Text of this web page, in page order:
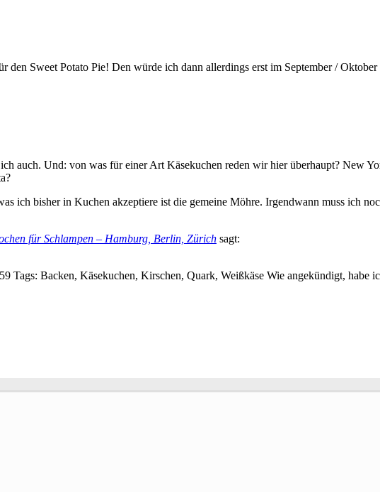
den Sweet Potato Pie! Den würde ich dann allerdings erst im September /
auch. Und: von was für einer Art Käsekuchen reden wir hier überhaupt? New
ich bisher in Kuchen akzeptiere ist die gemeine Möhre. Irgendwann muss ich
für Schlampen – Hamburg, Berlin, Zürich sagt:
Tags: Backen, Käsekuchen, Kirschen, Quark, Weißkäse Wie angekündigt, habe